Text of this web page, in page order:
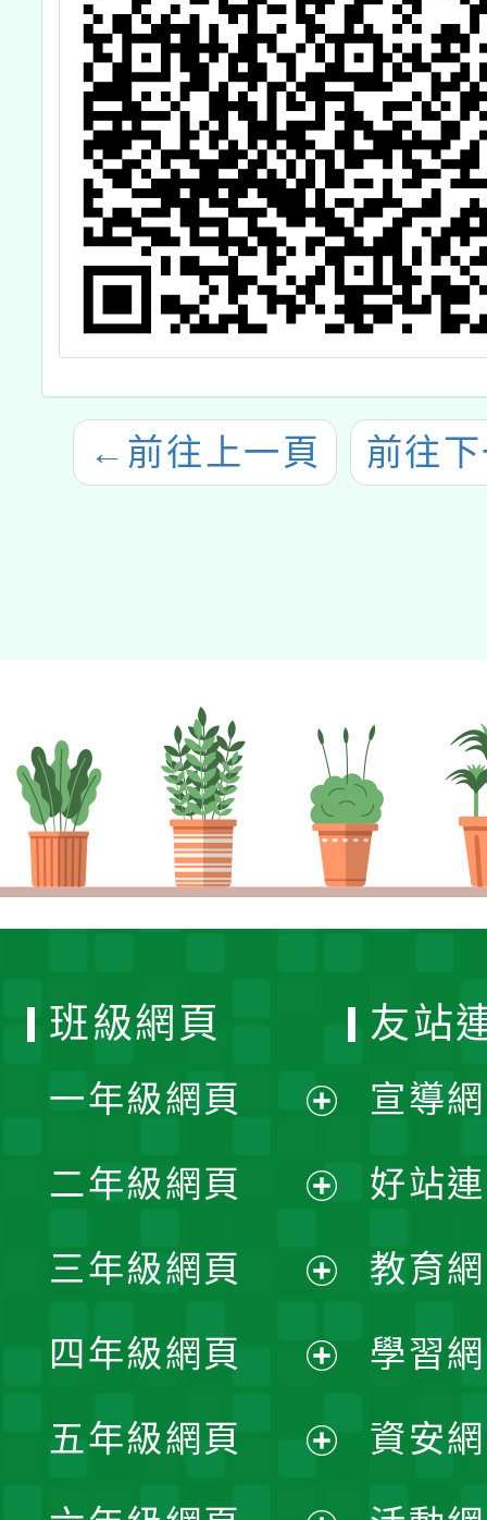
← 前往上一頁 前往
班級網頁
一年級網頁
開
選
單
二年級網頁
開
選
單
三年級網頁
開
選
單
四年級網頁
開
五年級網頁
友站
宣導
好站
教育
學習
資安